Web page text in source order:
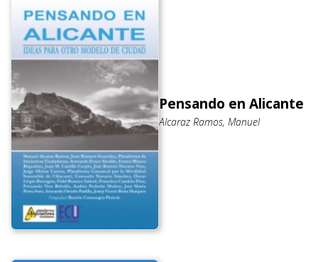
Pensando en Alicante
Alcaraz Ramos, Manuel